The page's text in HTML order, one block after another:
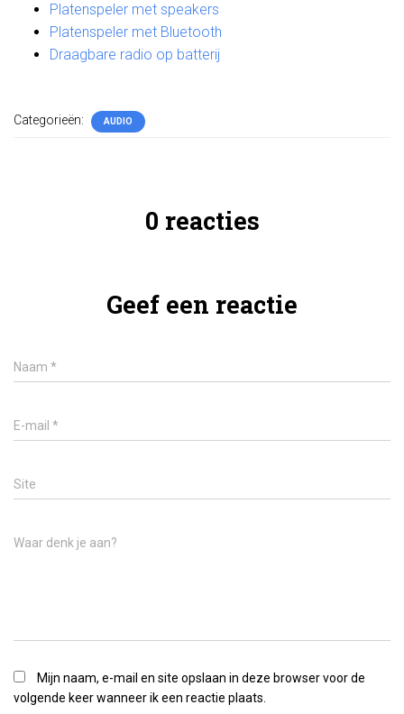
Platenspeler met speakers
Platenspeler met Bluetooth
Draagbare radio op batterij
Categorieën: AUDIO
0 reacties
Geef een reactie
Naam *
E-mail *
Site
Waar denk je aan?
Mijn naam, e-mail en site opslaan in deze browser voor de
volgende keer wanneer ik een reactie plaats.